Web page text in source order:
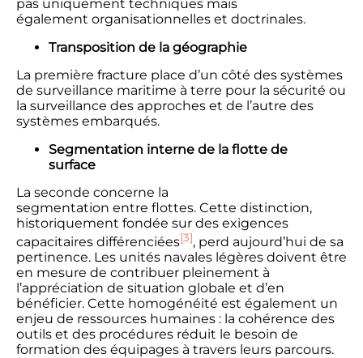
pas uniquement techniques mais
également organisationnelles et doctrinales.
Transposition de la géographie
La première fracture place d’un côté des systèmes
de surveillance maritime à terre pour la sécurité ou
la surveillance des approches et de l’autre des
systèmes embarqués.
Segmentation interne de la flotte de
surface
La seconde concerne la
segmentation entre flottes. Cette distinction,
historiquement fondée sur des exigences
capacitaires différenciées[3], perd aujourd’hui de sa
pertinence. Les unités navales légères doivent être
en mesure de contribuer pleinement à
l’appréciation de situation globale et d’en
bénéficier. Cette homogénéité est également un
enjeu de ressources humaines : la cohérence des
outils et des procédures réduit le besoin de
formation des équipages à travers leurs parcours.